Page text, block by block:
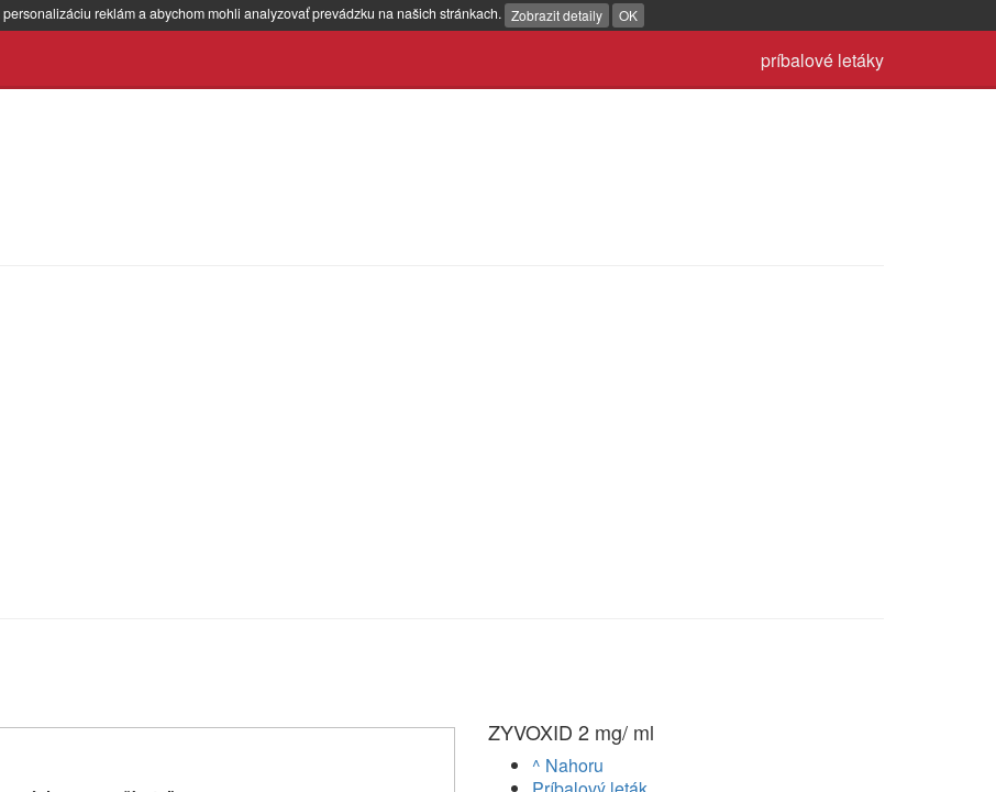
reklám a abychom mohli analyzovať prevádzku na našich stránkach. Zobrazit detaily OK
príbalové letáky
ZYVOXID 2 mg/ ml
^ Nahoru